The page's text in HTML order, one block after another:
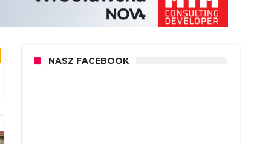
NASZ FACEBOOK